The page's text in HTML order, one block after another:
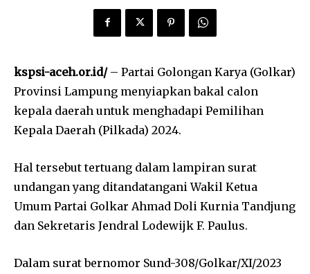
kspsi-aceh.or.id/– Partai Golongan Karya (Golkar)
Provinsi Lampung menyiapkan bakal calon
kepala daerah untuk menghadapi Pemilihan
Kepala Daerah (Pilkada) 2024.
Hal tersebut tertuang dalam lampiran surat
undangan yang ditandatangani Wakil Ketua
Umum Partai Golkar Ahmad Doli Kurnia Tandjung
dan Sekretaris Jendral Lodewijk F. Paulus.
Dalam surat bernomor Sund-308/Golkar/XI/2023